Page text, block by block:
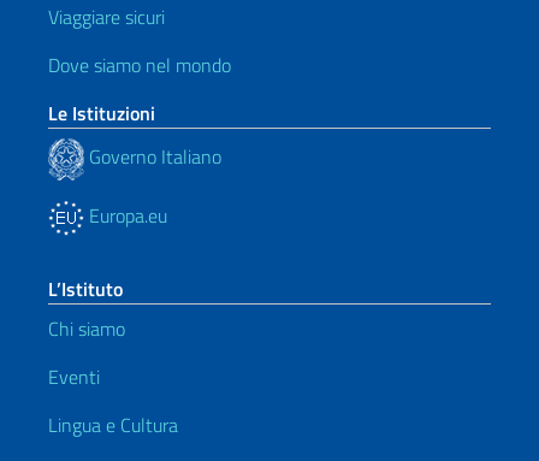
Viaggiare sicuri
Dove siamo nel mondo
Le Istituzioni
Governo Italiano
Europa.eu
L’Istituto
Chi siamo
Eventi
Lingua e Cultura